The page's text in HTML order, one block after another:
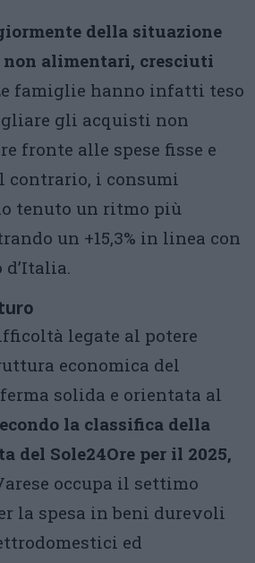
della situazione
alimentari, cresciuti
famiglie hanno infatti teso
gli acquisti non
fronte alle spese fisse e
i consumi
tenuto un ritmo più
un +15,3% in linea con
legate al potere
economica del
solida e orientata al
la classifica della
del Sole24Ore per il 2025,
occupa il settimo
la spesa in beni durevoli
ed